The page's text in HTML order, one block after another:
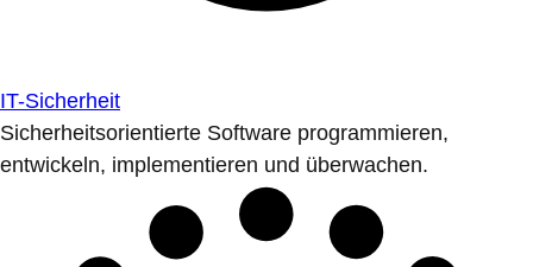
IT-Sicherheit
Sicherheitsorientierte Software programmieren,
entwickeln, implementieren und überwachen.